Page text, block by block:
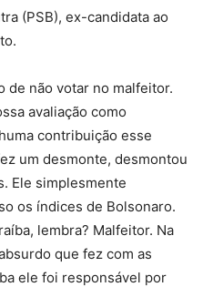
(PSB), ex-candidata ao
de não votar no malfeitor.
avaliação como
contribuição esse
um desmonte, desmontou
Ele simplesmente
os índices de Bolsonaro.
lembra? Malfeitor. Na
que fez com as
ele foi responsável por